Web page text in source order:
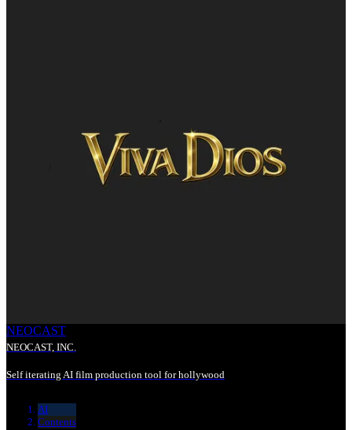
NEOCAST
NEOCAST, INC.
Self iterating AI film production tool for hollywood
AI
Contents